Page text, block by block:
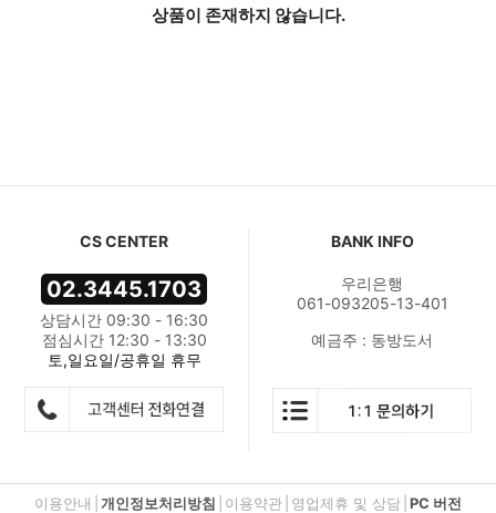
상품이 존재하지 않습니다.
CS CENTER
02.3445.1703
상담시간 09:30 - 16:30
점심시간 12:30 - 13:30
토,일요일/공휴일 휴무
BANK INFO
우리은행
061-093205-13-401
예금주 : 동방도서
이용안내 개인정보처리방침 이용약관 영업제휴 및 상담 PC 버전